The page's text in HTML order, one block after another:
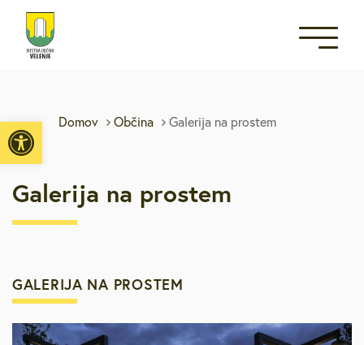
Open toolbar
Domov Občina Galerija na prostem
Galerija na prostem
GALERIJA NA PROSTEM